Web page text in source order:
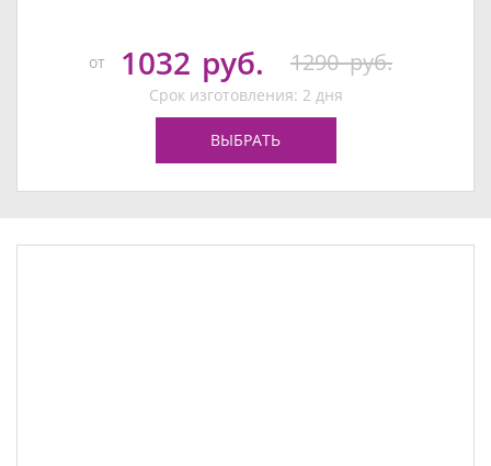
от 1032 руб. 1290 руб.
Срок изготовления: 2 дня
ВЫБРАТЬ